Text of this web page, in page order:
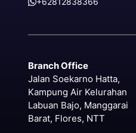
Branch Office
Jalan Soekarno Hatta,
Kampung Air Kelurahan
Labuan Bajo, Manggarai
Barat, Flores, NTT